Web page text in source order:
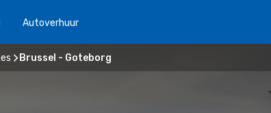
Autoverhuur
Brussel - Goteborg